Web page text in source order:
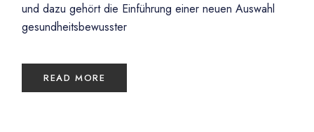
und dazu gehört die Einführung einer neuen Auswahl
gesundheitsbewusster
READ MORE